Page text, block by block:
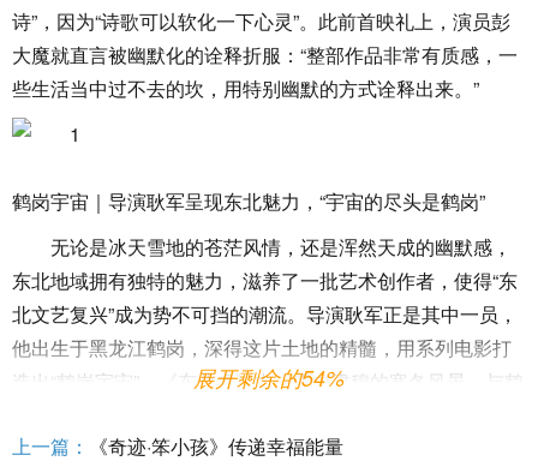
诗”，因为“诗歌可以软化一下心灵”。此前首映礼上，演员彭
大魔就直言被幽默化的诠释折服：“整部作品非常有质感，一
些生活当中过不去的坎，用特别幽默的方式诠释出来。”
鹤岗宇宙｜导演耿军呈现东北魅力，“宇宙的尽头是鹤岗”
无论是冰天雪地的苍茫风情，还是浑然天成的幽默感，
东北地域拥有独特的魅力，滋养了一批艺术创作者，使得“东
北文艺复兴”成为势不可挡的潮流。导演耿军正是其中一员，
他出生于黑龙江鹤岗，深得这片土地的精髓，用系列电影打
造出“鹤岗宇宙”。《东北虎》中，雪白肃穆的寒冬风景，与鹤
捉到市井百态，还深入东北人的内心世界，徐东、美玲的人
展开剩余的54%
上一篇：
《奇迹·笨小孩》传递幸福能量